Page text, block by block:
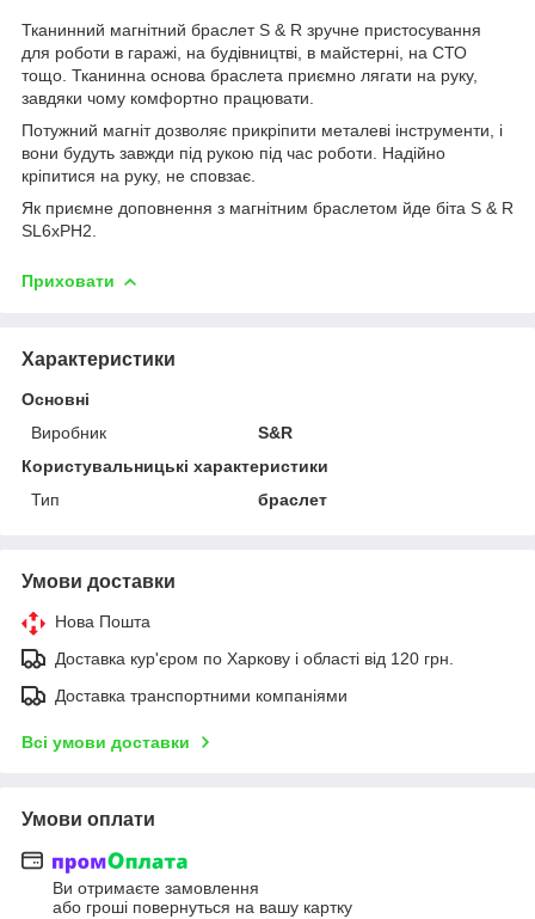
Тканинний магнітний браслет S & R зручне пристосування
для роботи в гаражі, на будівництві, в майстерні, на СТО
тощо. Тканинна основа браслета приємно лягати на руку,
завдяки чому комфортно працювати.
Потужний магніт дозволяє прикріпити металеві інструменти, і
вони будуть завжди під рукою під час роботи. Надійно
кріпитися на руку, не сповзає.
Як приємне доповнення з магнітним браслетом йде біта S & R
SL6xPH2.
Приховати
Характеристики
Основні
Виробник
S&R
Користувальницькі характеристики
Тип
браслет
Умови доставки
Нова Пошта
Доставка кур'єром по Харкову і області від 120 грн.
Доставка транспортними компаніями
Всі умови доставки
Умови оплати
Ви отримаєте замовлення
або гроші повернуться на вашу картку